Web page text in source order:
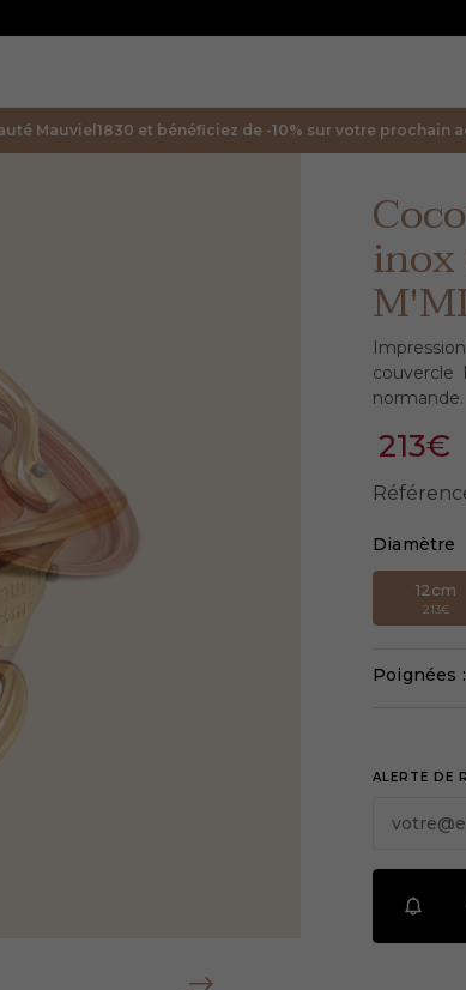
Mauviel1830 et bénéficiez de -10% sur votre prochain
inox
couvercle
normande.
213€
Diamètre
12cm
213€
Poignées :
ALERTE DE